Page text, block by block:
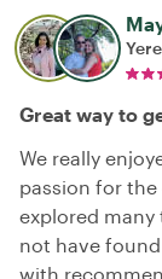
Great way to
We really
passion for the
explored
not have
with